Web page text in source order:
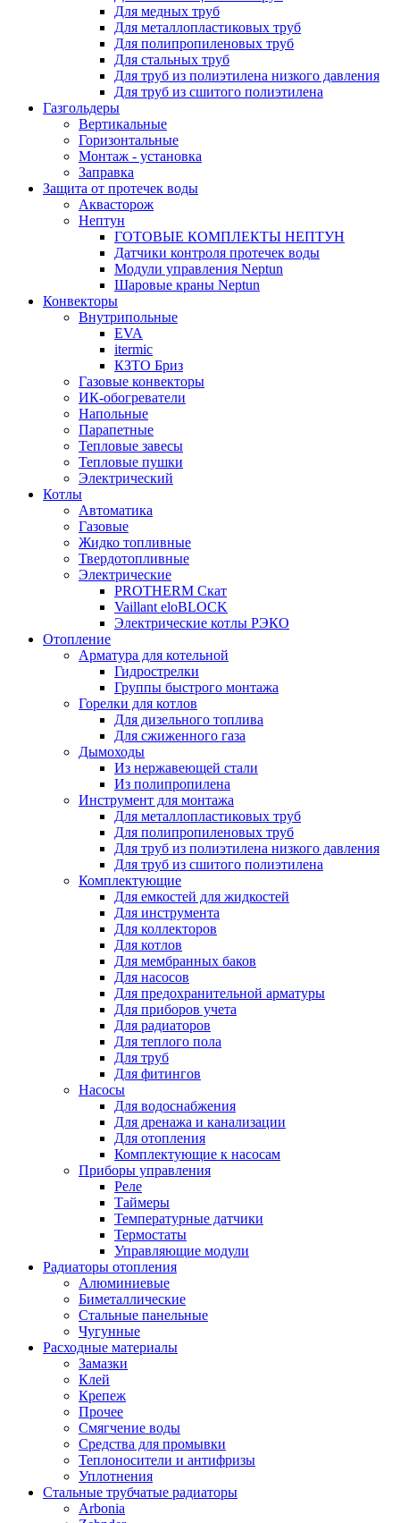
Для медных труб
Для металлопластиковых труб
Для полипропиленовых труб
Для стальных труб
Для труб из полиэтилена низкого давления
Для труб из сшитого полиэтилена
Газгольдеры
Вертикальные
Горизонтальные
Монтаж - установка
Заправка
Защита от протечек воды
Аквасторож
Нептун
ГОТОВЫЕ КОМПЛЕКТЫ НЕПТУН
Датчики контроля протечек воды
Модули управления Neptun
Шаровые краны Neptun
Конвекторы
Внутрипольные
EVA
itermic
КЗТО Бриз
Газовые конвекторы
ИК-обогреватели
Напольные
Парапетные
Тепловые завесы
Тепловые пушки
Электрический
Котлы
Автоматика
Газовые
Жидко топливные
Твердотопливные
Электрические
PROTHERM Скат
Vaillant eloBLOCK
Электрические котлы РЭКО
Отопление
Арматура для котельной
Гидрострелки
Группы быстрого монтажа
Горелки для котлов
Для дизельного топлива
Для сжиженного газа
Дымоходы
Из нержавеющей стали
Из полипропилена
Инструмент для монтажа
Для металлопластиковых труб
Для полипропиленовых труб
Для труб из полиэтилена низкого давления
Для труб из сшитого полиэтилена
Комплектующие
Для емкостей для жидкостей
Для инструмента
Для коллекторов
Для котлов
Для мембранных баков
Для насосов
Для предохранительной арматуры
Для приборов учета
Для радиаторов
Для теплого пола
Для труб
Для фитингов
Насосы
Для водоснабжения
Для дренажа и канализации
Для отопления
Комплектующие к насосам
Приборы управления
Реле
Таймеры
Температурные датчики
Термостаты
Управляющие модули
Радиаторы отопления
Алюминиевые
Биметаллические
Стальные панельные
Чугунные
Расходные материалы
Замазки
Клей
Крепеж
Прочее
Смягчение воды
Средства для промывки
Теплоносители и антифризы
Уплотнения
Стальные трубчатые радиаторы
Arbonia